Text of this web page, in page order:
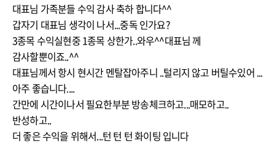
대표님 가족분들 수익 감사 축하 합니다^^
갑자기 대표님 생각이 나서...중독 인가요?
3종목 수익실현중 1종목 상한가..와우^^대표님 께
감사할뿐이죠..^^
대표님께서 항시 현시간 멘탈잡아주니 ..털리지 않고 버틸수있어 ...
아주 좋습니다....
간만에 시간이나서 필요한부분 방송체크하고...매모하고..
반성하고..
더 좋은 수익을 위해서...턴 턴 턴 화이팅 입니다